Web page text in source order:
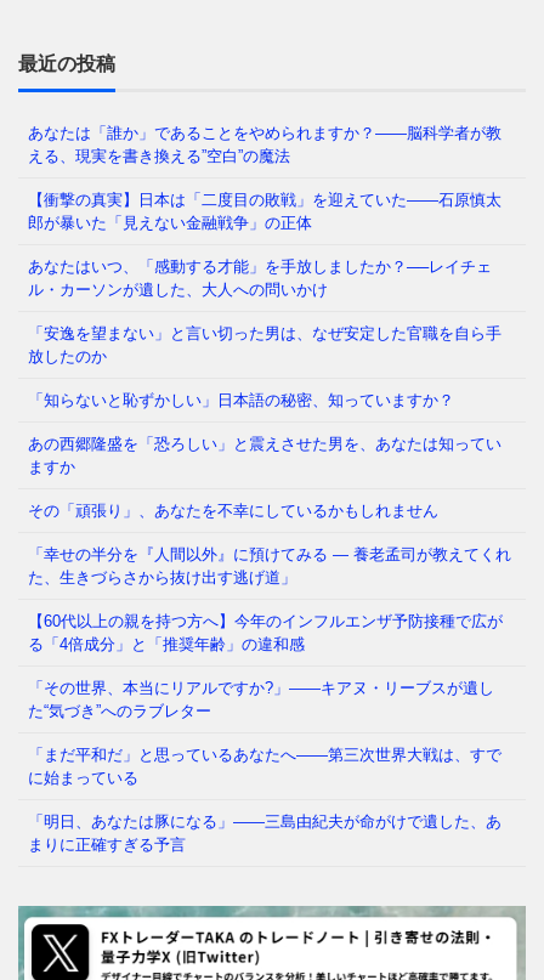
今の日本を覆う重苦しい閉塞感。「この国はもうダメ
字を見れば、私たちは依然⇒ 続きを読む
がっています。 議員たちの「海外視察」——その名
ま避難所に駆け込んだとし⇒ 続きを読む
最近の投稿
あなたは「誰か」であることをやめられますか？——脳科学者が教
える、現実を書き換える”空白”の魔法
【衝撃の真実】日本は「二度目の敗戦」を迎えていた――石原慎太
郎が暴いた「見えない金融戦争」の正体
あなたはいつ、「感動する才能」を手放しましたか？──レイチェ
ル・カーソンが遺した、大人への問いかけ
「安逸を望まない」と言い切った男は、なぜ安定した官職を自ら手
放したのか
「知らないと恥ずかしい」日本語の秘密、知っていますか？
あの西郷隆盛を「恐ろしい」と震えさせた男を、あなたは知ってい
ますか
その「頑張り」、あなたを不幸にしているかもしれません
「幸せの半分を『人間以外』に預けてみる ― 養老孟司が教えてくれ
た、生きづらさから抜け出す逃げ道」
【60代以上の親を持つ方へ】今年のインフルエンザ予防接種で広が
る「4倍成分」と「推奨年齢」の違和感
「その世界、本当にリアルですか?」——キアヌ・リーブスが遺し
た“気づき”へのラブレター
「まだ平和だ」と思っているあなたへ——第三次世界大戦は、すで
に始まっている
「明日、あなたは豚になる」——三島由紀夫が命がけで遺した、あ
まりに正確すぎる予言